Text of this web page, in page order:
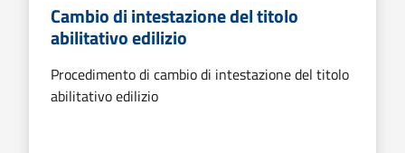
Cambio di intestazione del titolo
abilitativo edilizio
Procedimento di cambio di intestazione del titolo
abilitativo edilizio